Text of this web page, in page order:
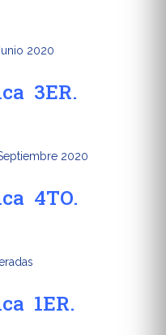
2020
3ER.
2020
4TO.
1ER.